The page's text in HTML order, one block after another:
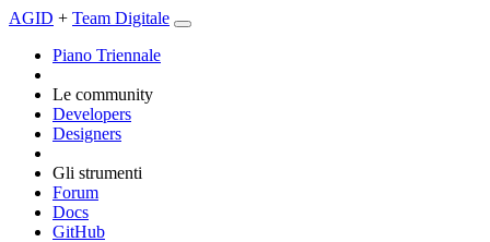
AGID + Team Digitale
Piano Triennale
Le community
Developers
Designers
Gli strumenti
Forum
Docs
GitHub